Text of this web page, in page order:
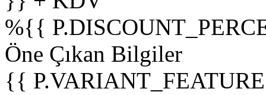
%{{
Öne Çıkan Bilgiler
{{